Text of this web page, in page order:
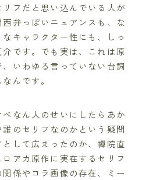
フだと思い込んでいる人が
弁っぽいニュアンスも、な
キャラクター性にも、しっ
です。でも実は、これは原
いわゆる言っていない台詞
んです。
なん人のせいにしたらあか
のセリフなのかという疑問
して広まったのか、禪院直
アカ原作に実在するセリフ
係やコラ画像の存在、ミー